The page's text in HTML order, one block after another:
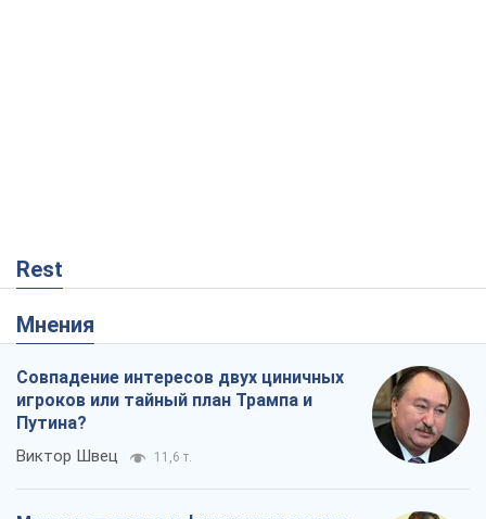
Rest
Мнения
Совпадение интересов двух циничных
игроков или тайный план Трампа и
Путина?
Виктор Швец 11,6 т.